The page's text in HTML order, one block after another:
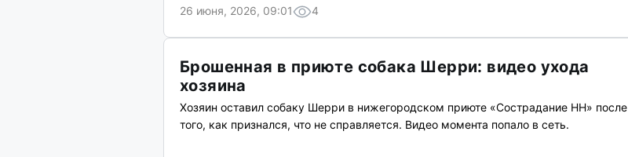
26 июня, 2026, 09:01 4
Брошенная в приюте собака Шерри: видео ухода
хозяина
Хозяин оставил собаку Шерри в нижегородском приюте «Сострадание НН» после
того, как признался, что не справляется. Видео момента попало в сеть.